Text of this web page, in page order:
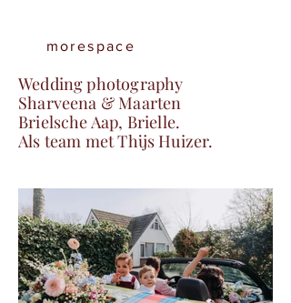
morespace
Wedding photography
Sharveena & Maarten
Brielsche Aap, Brielle.
Als team met Thijs Huizer.